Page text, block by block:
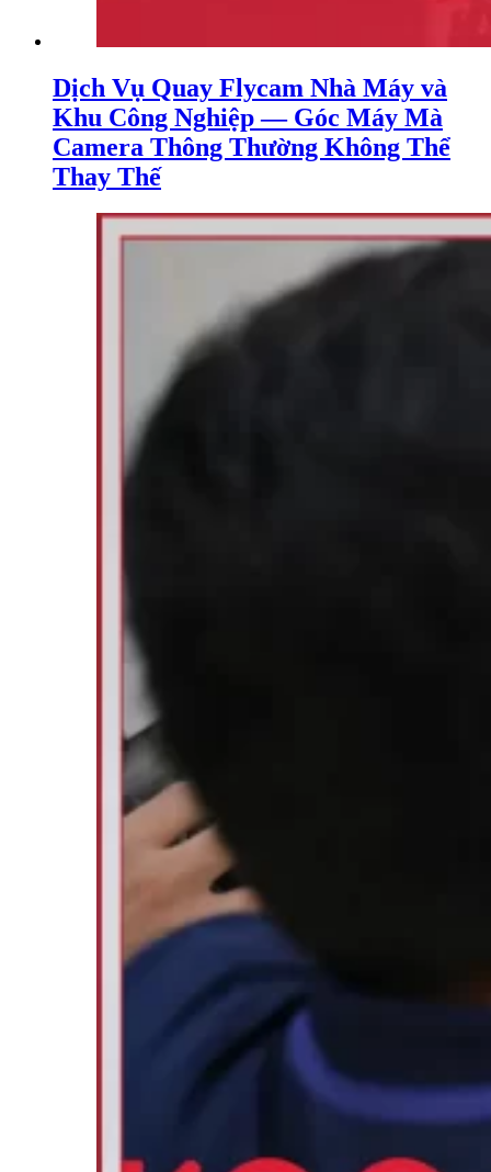
Dịch Vụ Quay Flycam Nhà Máy và
Khu Công Nghiệp — Góc Máy Mà
Camera Thông Thường Không Thể
Thay Thế